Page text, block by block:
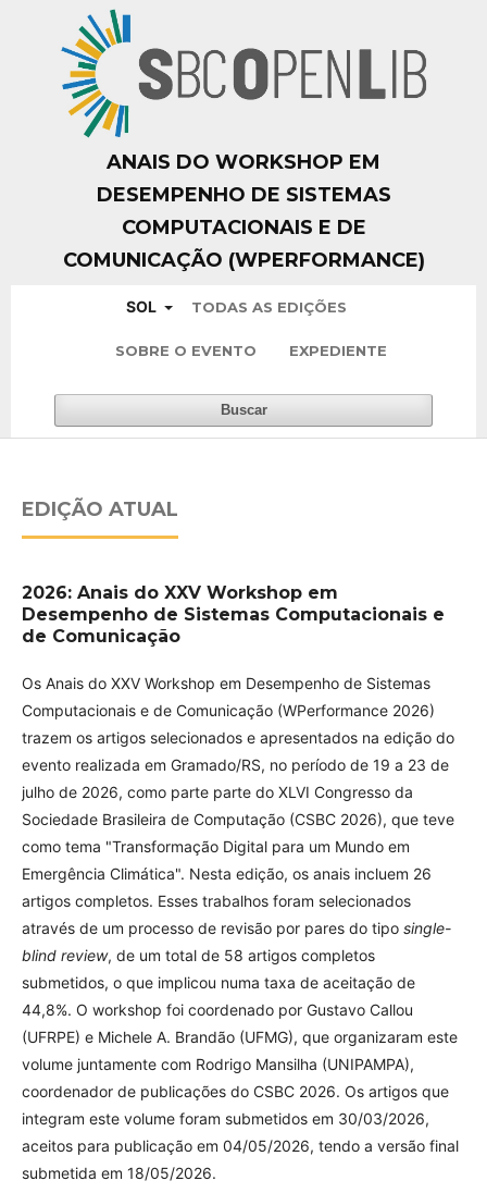
ANAIS DO WORKSHOP EM
DESEMPENHO DE SISTEMAS
COMPUTACIONAIS E DE
COMUNICAÇÃO (WPERFORMANCE)
SOL TODAS AS EDIÇÕES
SOBRE O EVENTO EXPEDIENTE
Buscar
EDIÇÃO ATUAL
2026: Anais do XXV Workshop em
Desempenho de Sistemas Computacionais e
de Comunicação
Os Anais do XXV Workshop em Desempenho de Sistemas
Computacionais e de Comunicação (WPerformance 2026)
trazem os artigos selecionados e apresentados na edição do
evento realizada em Gramado/RS, no período de 19 a 23 de
julho de 2026, como parte parte do XLVI Congresso da
Sociedade Brasileira de Computação (CSBC 2026), que teve
como tema "Transformação Digital para um Mundo em
Emergência Climática". Nesta edição, os anais incluem 26
artigos completos. Esses trabalhos foram selecionados
através de um processo de revisão por pares do tipo single-
blind review, de um total de 58 artigos completos
submetidos, o que implicou numa taxa de aceitação de
44,8%. O workshop foi coordenado por Gustavo Callou
(UFRPE) e Michele A. Brandão (UFMG), que organizaram este
volume juntamente com Rodrigo Mansilha (UNIPAMPA),
coordenador de publicações do CSBC 2026. Os artigos que
integram este volume foram submetidos em 30/03/2026,
aceitos para publicação em 04/05/2026, tendo a versão final
submetida em 18/05/2026.